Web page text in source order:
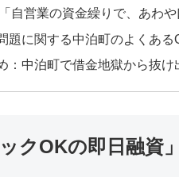
自営業の資金繰りで、あわや
題に関する中泊町のよくある
：中泊町で借金地獄から抜
クOKの即日融資